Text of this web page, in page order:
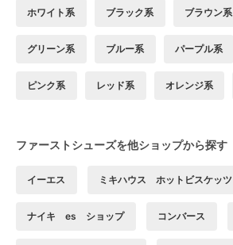
ホワイト系 ブラック系 ブラウン系
グリーン系 ブルー系 パープル系
ピンク系 レッド系 オレンジ系
ファーストシューズを他ショップから探す
イーエス ミキハウス ホットビスケッツ
ナイキ es ショップ コンバース